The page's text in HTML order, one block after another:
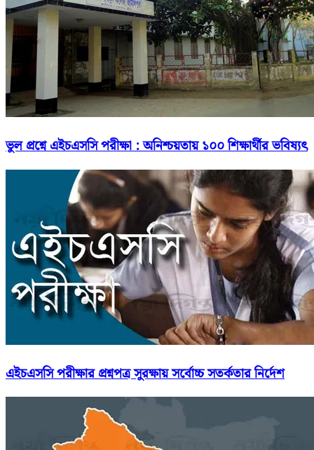
ভুল প্রশ্নে এইচএসসি পরীক্ষা : অনিশ্চয়তায় ১০০ শিক্ষার্থীর ভবিষ্যৎ
এইচএসসি পরীক্ষার প্রশ্নপত্র সুরক্ষায় সর্বোচ্চ সতর্কতার নির্দেশ